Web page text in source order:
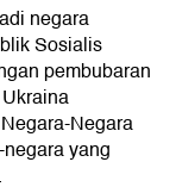
negara
Sosialis
pembubaran
Negara
yang